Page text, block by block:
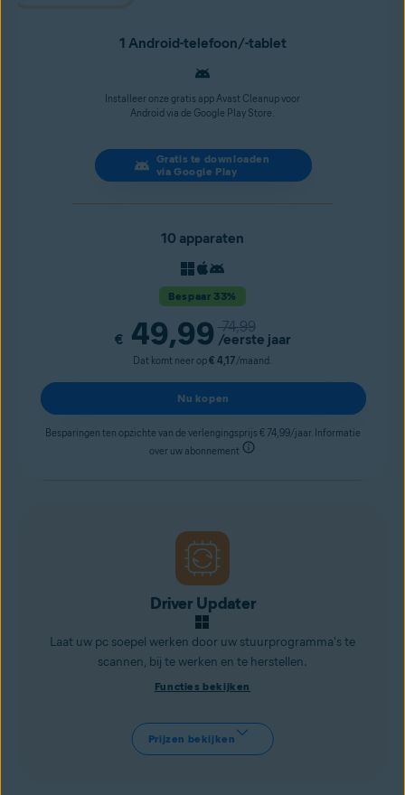
1 Android-telefoon/-tablet
Installeer onze gratis app Avast Cleanup voor
Android via de Google Play Store.
Gratis te downloaden
via Google Play
10 apparaten
Bespaar 33%
€ 49,99 74,99
/eerste jaar
Dat komt neer op€ 4,17/maand.
Nu kopen
Besparingen ten opzichte van de verlengingsprijs € 74,99/jaar. Informatie
over uw abonnement
Driver Updater
Laat uw pc soepel werken door uw stuurprogramma's te
scannen, bij te werken en te herstellen.
Functies bekijken
Prijzen bekijken